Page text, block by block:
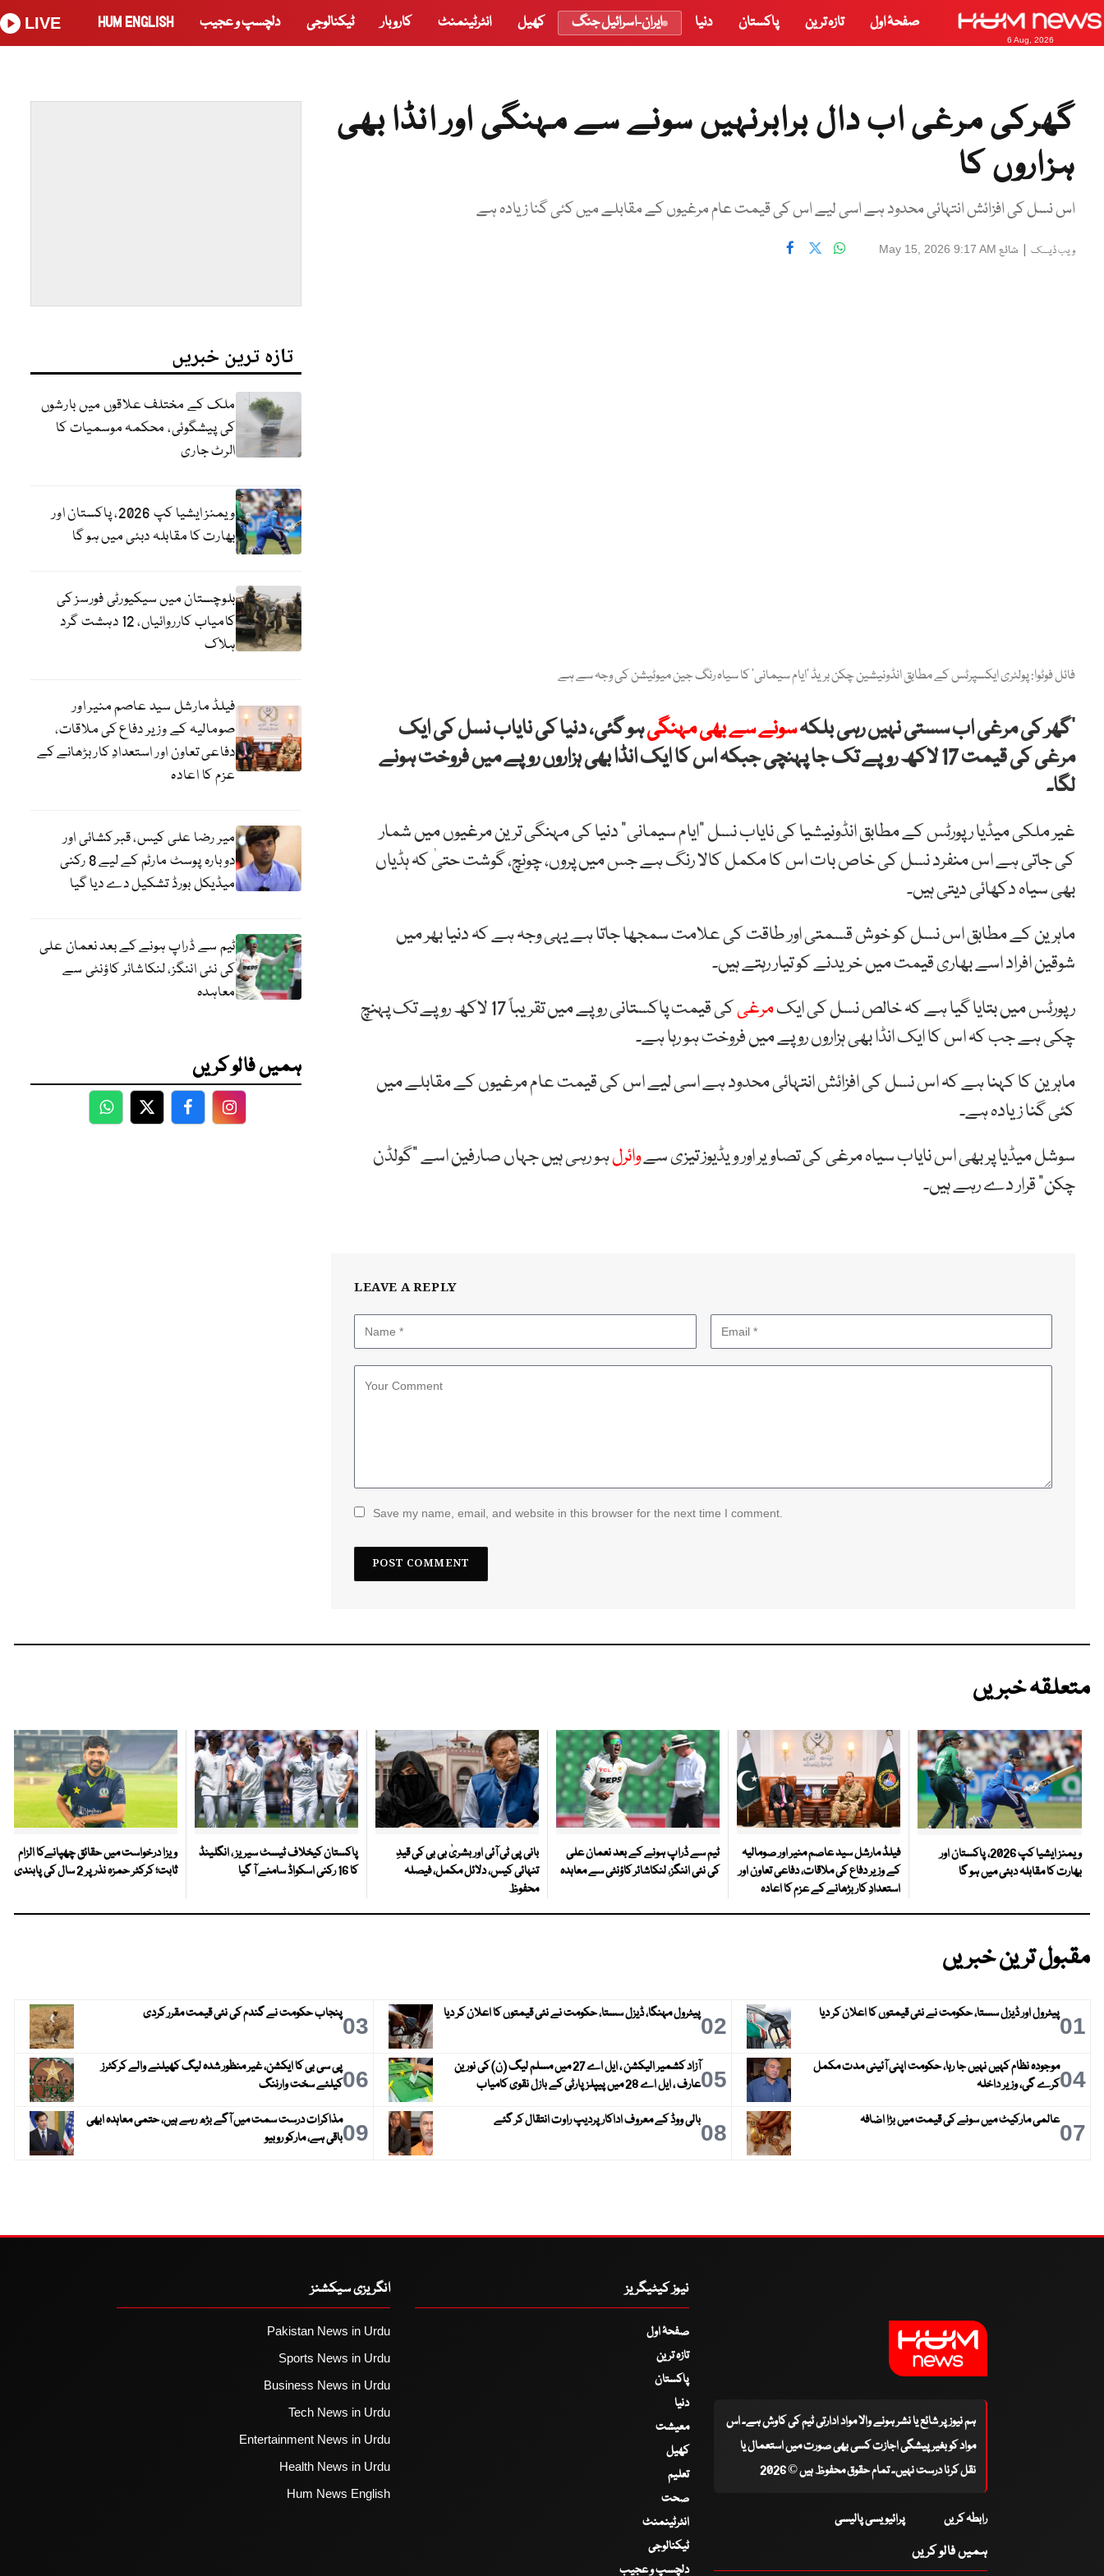
6 Aug, 2026
صفحۂ اول تازہ ترین پاکستان دنیا ایران-اسرائیل جنگ کھیل انٹرٹینمنٹ کاروبار ٹیکنالوجی دلچسپ و عجیب HUM ENGLISH
LIVE
گھرکی مرغی اب دال برابرنہیں سونے سے مہنگی اور انڈا بھی
ہزاروں کا
اس نسل کی افزائش انتہائی محدود ہے اسی لیے اس کی قیمت عام مرغیوں کے مقابلے میں کئی گنا زیادہ ہے
ویب ڈیسک | شائع May 15, 2026 9:17 AM
فائل فوٹوا: پولٹری ایکسپرٹس کے مطابق انڈونیشین چکن بریڈ 'ایام سیمانی' کا سیاہ رنگ جین میوٹیشن کی وجہ سے ہے
’گھر کی مرغی اب سستی نہیں رہی بلکہسونے سے بھی مہنگیہو گئی، دنیا کی نایاب نسل کی ایک
مرغی کی قیمت 17 لاکھ روپے تک جا پہنچی جبکہ اس کا ایک انڈا بھی ہزاروں روپے میں فروخت ہونے
لگا۔
غیر ملکی میڈیا رپورٹس کے مطابق انڈونیشیا کی نایاب نسل “ایام سیمانی” دنیا کی مہنگی ترین مرغیوں میں شمار
کی جاتی ہے اس منفرد نسل کی خاص بات اس کا مکمل کالا رنگ ہے جس میں پروں، چونچ، گوشت حتیٰ کہ ہڈیاں
بھی سیاہ دکھائی دیتی ہیں۔
ماہرین کے مطابق اس نسل کو خوش قسمتی اور طاقت کی علامت سمجھا جاتا ہے یہی وجہ ہے کہ دنیا بھر میں
شوقین افراد اسے بھاری قیمت میں خریدنے کو تیار رہتے ہیں۔
رپورٹس میں بتایا گیا ہے کہ خالص نسل کی ایکمرغی
کی قیمت پاکستانی روپے میں تقریباً 17 لاکھ روپے تک پہنچ
چکی ہے جب کہ اس کا ایک انڈا بھی ہزاروں روپے میں فروخت ہو رہا ہے۔
ماہرین کا کہنا ہے کہ اس نسل کی افزائش انتہائی محدود ہے اسی لیے اس کی قیمت عام مرغیوں کے مقابلے میں
کئی گنا زیادہ ہے۔
سوشل میڈیا پر بھی اس نایاب سیاہ مرغی کی تصاویر اور ویڈیوز تیزی سےوائرلہو رہی ہیں جہاں صارفین اسے “گولڈن
چکن” قرار دے رہے ہیں۔
LEAVE A REPLY
Save my name, email, and website in this browser for the next time I comment.
تازہ ترین خبریں
ملک کے مختلف علاقوں میں بارشوں
کی پیشگوئی، محکمہ موسمیات کا
الرٹ جاری
ویمنز ایشیا کپ 2026، پاکستان اور
بھارت کا مقابلہ دبئی میں ہو گا
بلوچستان میں سیکیورٹی فورسز کی
کامیاب کارروائیاں، 12 دہشت گرد
ہلاک
فیلڈ مارشل سید عاصم منیر اور
صومالیہ کے وزیر دفاع کی ملاقات،
دفاعی تعاون اور استعدادِ کار بڑھانے کے
عزم کا اعادہ
میر رضا علی کیس، قبر کشائی اور
دوبارہ پوسٹ مارٹم کے لیے 8 رکنی
میڈیکل بورڈ تشکیل دے دیا گیا
ٹیم سے ڈراپ ہونے کے بعد نعمان علی
کی نئی اننگز، لنکاشائر کاؤنٹی سے
معاہدہ
ہمیں فالو کریں
WhatsApp
TwitterFacebookFacebook
متعلقہ خبریں
ویمنز ایشیا کپ 2026، پاکستان اور
بھارت کا مقابلہ دبئی میں ہو گا
فیلڈ مارشل سید عاصم منیر اور صومالیہ
کے وزیر دفاع کی ملاقات، دفاعی تعاون اور
استعدادِ کار بڑھانے کے عزم کا اعادہ
ٹیم سے ڈراپ ہونے کے بعد نعمان علی
کی نئی اننگز، لنکاشائر کاؤنٹی سے معاہدہ
بانی پی ٹی آئی اور بشریٰ بی بی کی قیدِ
تنہائی کیس، دلائل مکمل، فیصلہ
محفوظ
پاکستان کیخلاف ٹیسٹ سیریز ، انگلینڈ
کا 16 رکنی اسکواڈ سامنے آ گیا
ویزا درخواست میں حقائق چھپانےکا الزام
ثابت؛ کرکٹر حمزہ نذر پر 2 سال کی پابندی
مقبول ترین خبریں
01پیٹرول اور ڈیزل سستا، حکومت نے نئی قیمتوں کا اعلان کر دیا 02پیٹرول مہنگا، ڈیزل سستا، حکومت نے نئی قیمتوں کا اعلان کر دیا 03پنجاب حکومت نے گندم کی نئی قیمت مقرر کردی
04موجودہ نظام کہیں نہیں جا رہا، حکومت اپنی آئینی مدت مکمل
کرے گی، وزیر داخلہ
05
آزاد کشمیر الیکشن ، ایل اے 27 میں مسلم لیگ (ن) کی نورین
عارف ، ایل اے 28 میں پیپلز پارٹی کے بازل نقوی کامیاب
06پی سی بی کا ایکشن، غیر منظور شدہ لیگ کھیلنے والے کرکٹرز
کیلئے سخت وارننگ
07عالمی مارکیٹ میں سونے کی قیمت میں بڑا اضافہ 08بالی ووڈ کے معروف اداکار پردیپ راوت انتقال کر گئے 09مذاکرات درست سمت میں آگے بڑھ رہے ہیں، حتمی معاہدہ ابھی
باقی ہے، مارکو روبیو
ہم نیوز پر شائع یا نشر ہونے والا مواد ادارتی ٹیم کی کاوش ہے۔ اس
مواد کو بغیر پیشگی اجازت کسی بھی صورت میں استعمال یا
نقل کرنا درست نہیں۔ تمام حقوق محفوظ ہیں © 2026
رابطہ کریں پرائیویسی پالیسی
ہمیں فالو کریں
نیوز کیٹیگریز
صفحۂ اول
تازہ ترین
پاکستان
دنیا
معیشت
کھیل
تعلیم
صحت
انٹرٹینمنٹ
ٹیکنالوجی
دلچسپ و عجیب
انگریزی سیکشنز
Pakistan News in Urdu
Sports News in Urdu
Business News in Urdu
Tech News in Urdu
Entertainment News in Urdu
Health News in Urdu
Hum News English